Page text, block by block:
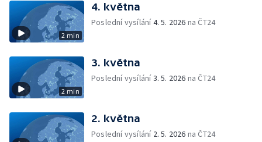
2 min
4. května
Poslední vysílání4. 5. 2026 na ČT24
2 min
3. května
Poslední vysílání3. 5. 2026 na ČT24
2. května
Poslední vysílání 2. 5. 2026 na ČT24